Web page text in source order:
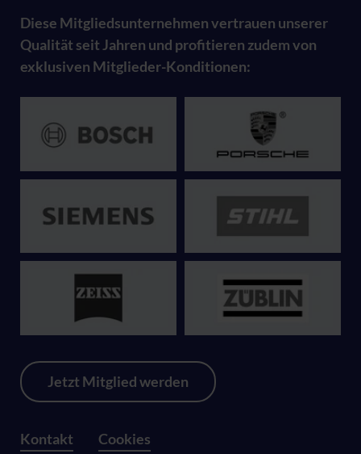
Diese Mitgliedsunternehmen vertrauen unserer
Qualität seit Jahren und profitieren zudem von
exklusiven Mitglieder-Konditionen:
Jetzt Mitglied werden
Kontakt Cookies